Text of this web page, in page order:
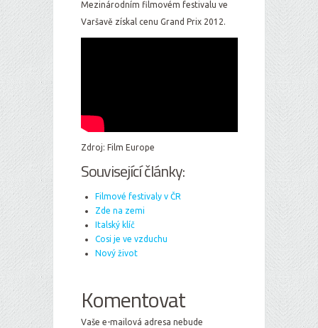
Mezinárodním filmovém festivalu ve
Varšavě získal cenu Grand Prix 2012.
Zdroj: Film Europe
Související články:
Filmové festivaly v ČR
Zde na zemi
Italský klíč
Cosi je ve vzduchu
Nový život
Komentovat
Vaše e-mailová adresa nebude